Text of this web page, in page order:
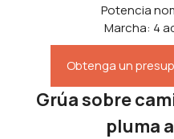
Potencia
Marcha: 4
Obtenga un
Grúa sobre
pluma